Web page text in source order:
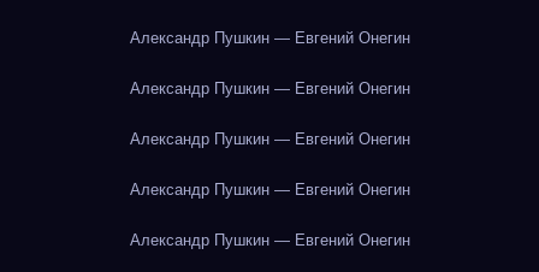
Александр Пушкин — Евгений Онегин
Александр Пушкин — Евгений Онегин
Александр Пушкин — Евгений Онегин
Александр Пушкин — Евгений Онегин
Александр Пушкин — Евгений Онегин